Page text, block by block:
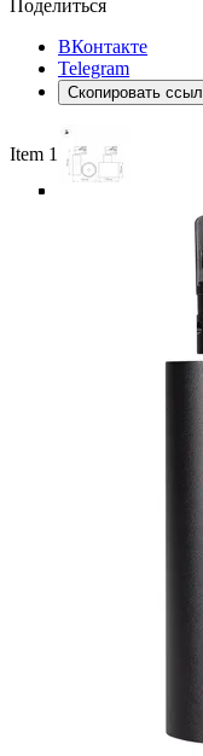
Поделиться
ВКонтакте
Telegram
Скопировать
Item 1 of 5